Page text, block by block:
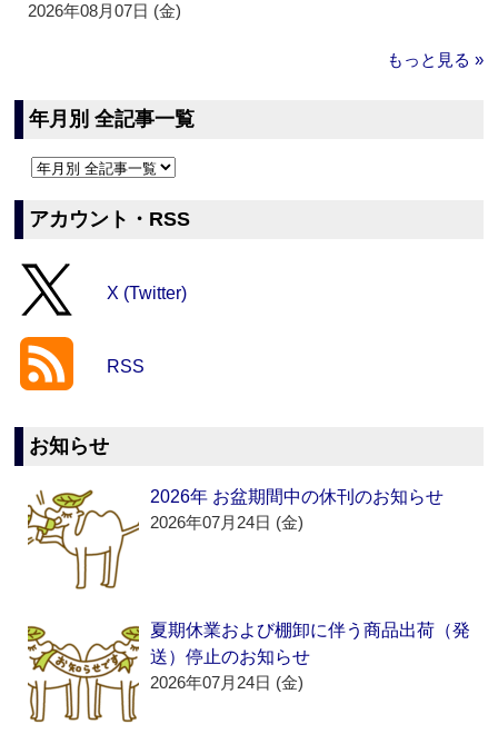
2026年08月07日 (金)
もっと見る »
年月別 全記事一覧
アカウント・RSS
X (Twitter)
RSS
お知らせ
2026年 お盆期間中の休刊のお知らせ
2026年07月24日 (金)
夏期休業および棚卸に伴う商品出荷（発
送）停止のお知らせ
2026年07月24日 (金)